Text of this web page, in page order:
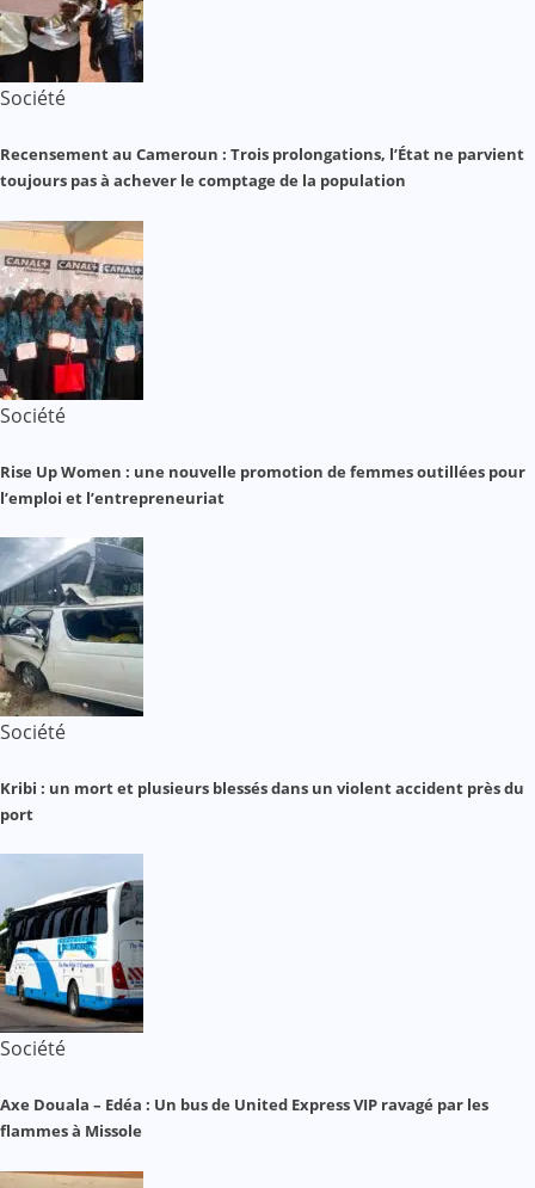
Société
Recensement au Cameroun : Trois prolongations, l’État ne parvient
toujours pas à achever le comptage de la population
Société
Rise Up Women : une nouvelle promotion de femmes outillées pour
l’emploi et l’entrepreneuriat
Société
Kribi : un mort et plusieurs blessés dans un violent accident près du
port
Société
Axe Douala – Edéa : Un bus de United Express VIP ravagé par les
flammes à Missole